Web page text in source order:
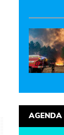
AGENDA